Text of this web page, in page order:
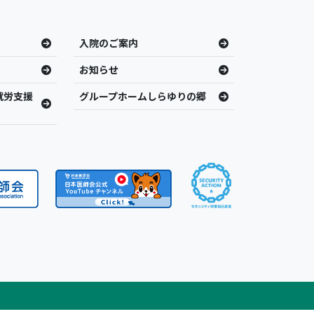
入院のご案内
お知らせ
労支援
グループホームしらゆりの郷